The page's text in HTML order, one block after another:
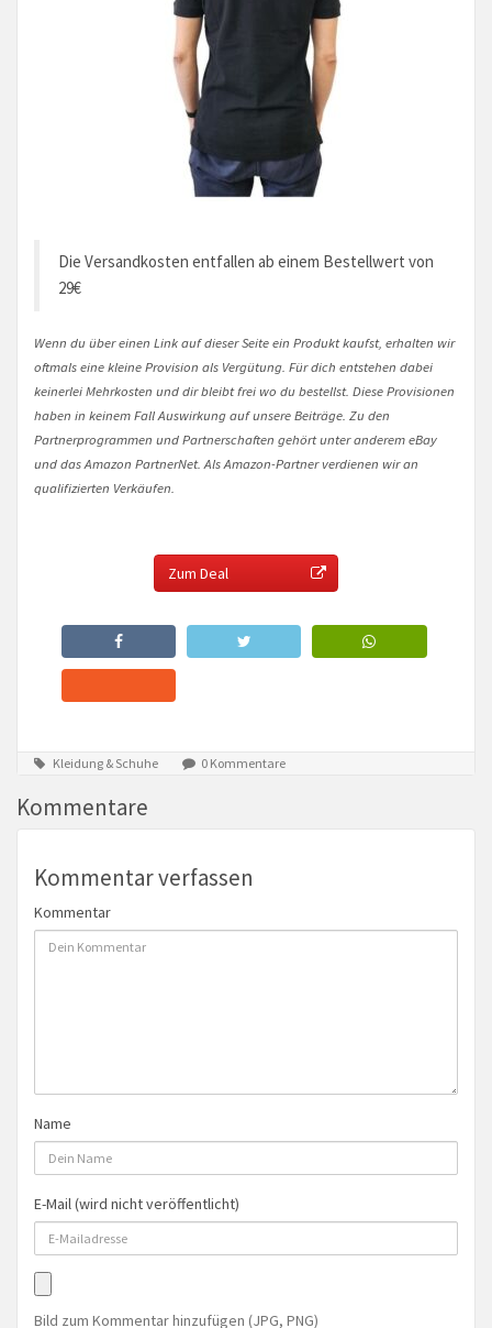
Die Versandkosten entfallen ab einem Bestellwert von
29€
Wenn du über einen Link auf dieser Seite ein Produkt kaufst, erhalten wir
oftmals eine kleine Provision als Vergütung. Für dich entstehen dabei
keinerlei Mehrkosten und dir bleibt frei wo du bestellst. Diese Provisionen
haben in keinem Fall Auswirkung auf unsere Beiträge. Zu den
Partnerprogrammen und Partnerschaften gehört unter anderem eBay
und das Amazon PartnerNet. Als Amazon-Partner verdienen wir an
qualifizierten Verkäufen.
Zum Deal
Kleidung & Schuhe 0 Kommentare
Kommentare
Kommentar verfassen
Kommentar
Name
E-Mail (wird nicht veröffentlicht)
Bild zum Kommentar hinzufügen (JPG, PNG)